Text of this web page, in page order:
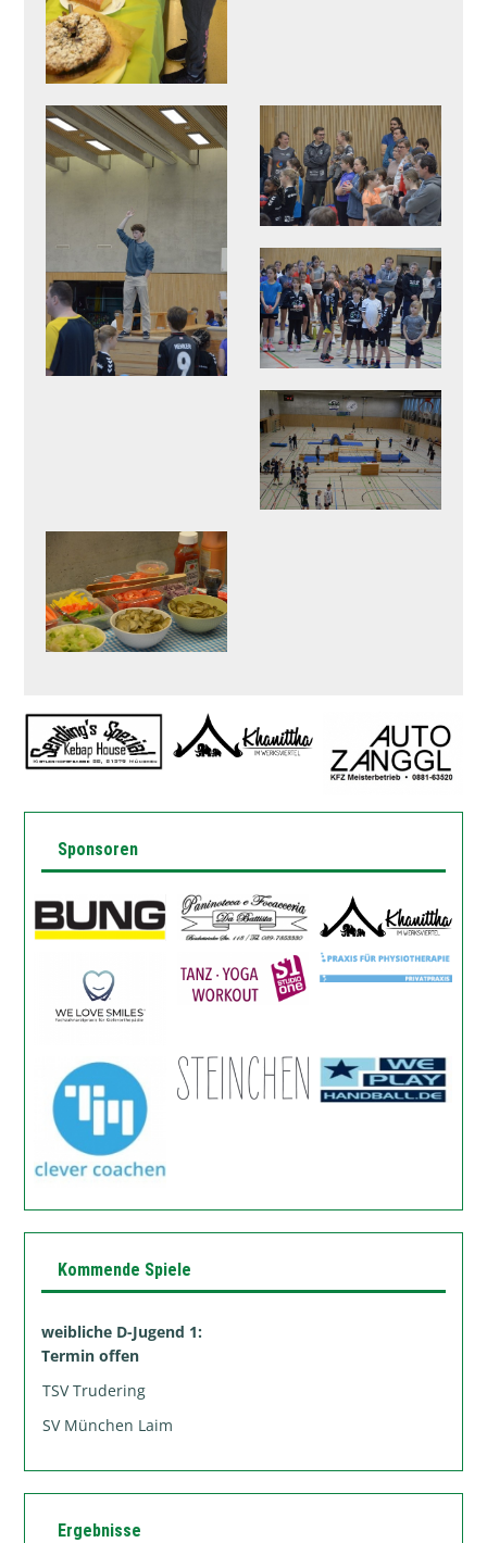
Sponsoren
Kommende Spiele
weibliche D-Jugend 1:
Termin offen
TSV Trudering
SV München Laim
Ergebnisse